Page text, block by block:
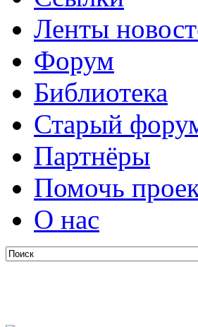
Ленты
Форум
Библиотека
Старый
Партнёры
Помочь
О нас